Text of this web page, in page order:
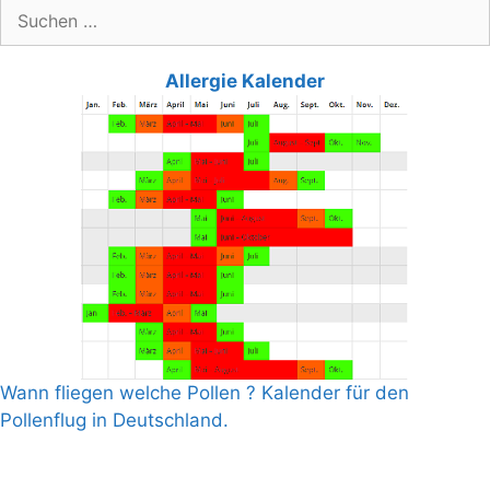
Allergie Kalender
Wann fliegen welche Pollen ? Kalender für den
Pollenflug in Deutschland.